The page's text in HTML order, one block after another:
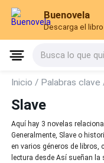
Buenovela
Descarga el
Busca lo que
Inicio / Palabras
Slave
Aquí hay 3 novelas
Generalmente, Slave o
en varios géneros de libros,
lectura desde Así sueñan la